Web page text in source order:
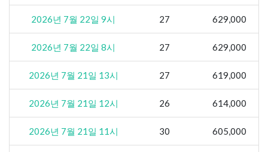
2026년 7월 22일 9시 27 629,000
2026년 7월 22일 8시 27 629,000
2026년 7월 21일 13시 27 619,000
2026년 7월 21일 12시 26 614,000
2026년 7월 21일 11시 30 605,000